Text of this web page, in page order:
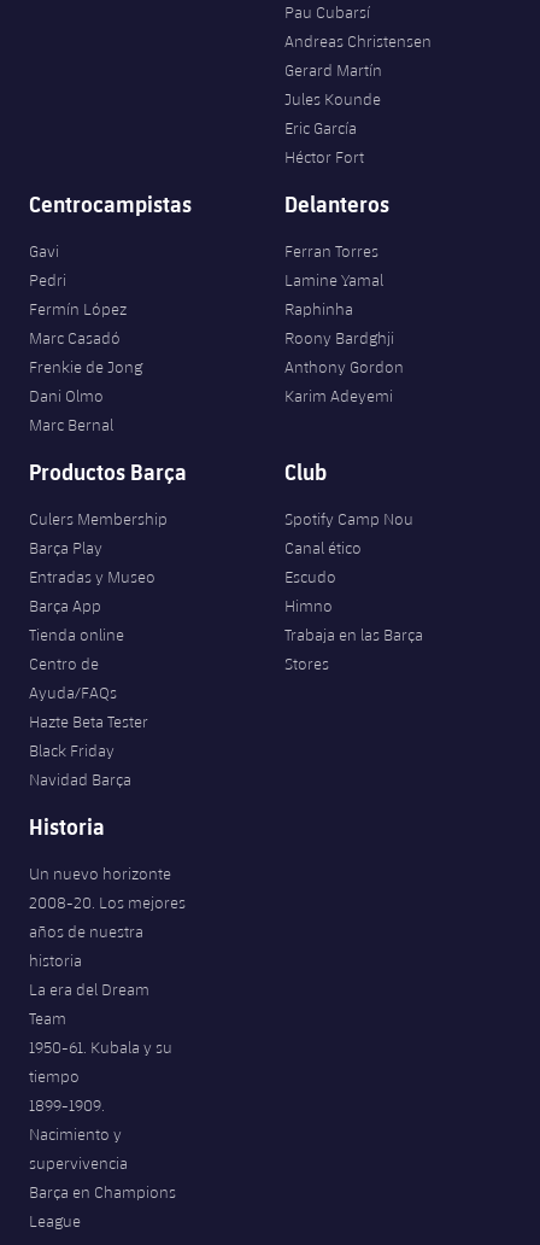
Pau Cubarsí
Andreas Christensen
Gerard Martín
Jules Kounde
Eric García
Héctor Fort
Centrocampistas
Gavi
Pedri
Fermín López
Marc Casadó
Frenkie de Jong
Dani Olmo
Marc Bernal
Delanteros
Ferran Torres
Lamine Yamal
Raphinha
Roony Bardghji
Anthony Gordon
Karim Adeyemi
Productos Barça
Culers Membership
Barça Play
Entradas y Museo
Barça App
Tienda online
Centro de
Ayuda/FAQs
Hazte Beta Tester
Black Friday
Navidad Barça
Club
Spotify Camp Nou
Canal ético
Escudo
Himno
Trabaja en las Barça
Stores
Historia
Un nuevo horizonte
2008-20. Los mejores
años de nuestra
historia
La era del Dream
Team
1950-61. Kubala y su
tiempo
1899-1909.
Nacimiento y
supervivencia
Barça en Champions
League